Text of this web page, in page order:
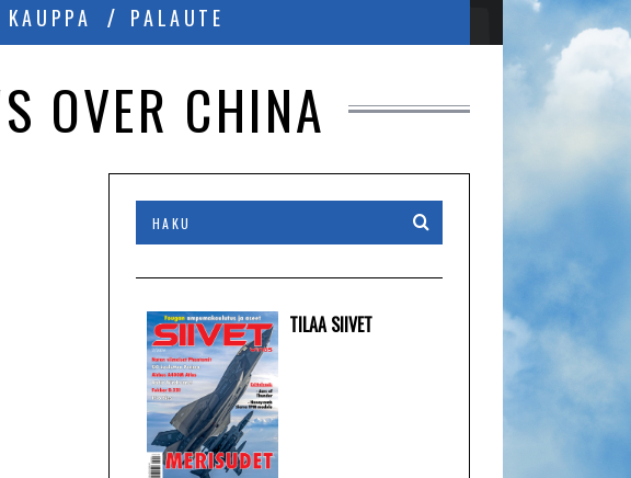
KAUPPA PALAUTE
OVER CHINA
TILAA SIIVET